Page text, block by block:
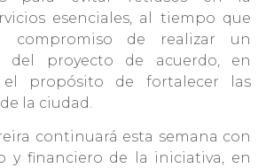
esenciales, al tiempo que
compromiso de realizar un
del proyecto de acuerdo, en
el propósito de fortalecer las
la ciudad.
continuará esta semana con
y financiero de la iniciativa, en